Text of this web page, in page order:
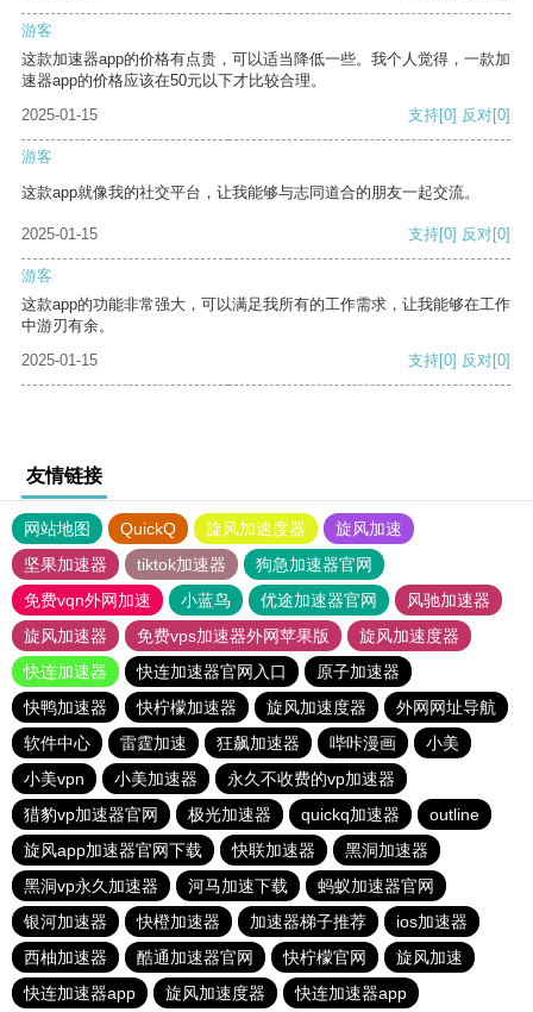
游客
这款加速器app的价格有点贵，可以适当降低一些。我个人觉得，一款加
速器app的价格应该在50元以下才比较合理。
2025-01-15
支持[0] 反对[0]
游客
这款app就像我的社交平台，让我能够与志同道合的朋友一起交流。
2025-01-15 支持[0] 反对[0]
游客
这款app的功能非常强大，可以满足我所有的工作需求，让我能够在工作
中游刃有余。
2025-01-15
支持[0] 反对[0]
友情链接
网站地图 QuickQ 旋风加速度器
旋风加速
坚果加速器
tiktok加速器
狗急加速器官网
免费vqn外网加速
小蓝鸟 优途加速器官网
风驰加速器
旋风加速器
免费vps加速器外网苹果版
旋风加速度器
快连加速器
快连加速器官网入口
原子加速器
快鸭加速器
快柠檬加速器 旋风加速度器
外网网址导航
软件中心
雷霆加速 狂飙加速器 哔咔漫画
小美
小美vpn
小美加速器
永久不收费的vp加速器
猎豹vp加速器官网
极光加速器 quickq加速器
outline
旋风app加速器官网下载
快联加速器
黑洞加速器
黑洞vp永久加速器
河马加速下载
蚂蚁加速器官网
银河加速器
快橙加速器 加速器梯子推荐
ios加速器
西柚加速器
酷通加速器官网 快柠檬官网
旋风加速
快连加速器app
旋风加速度器 快连加速器app